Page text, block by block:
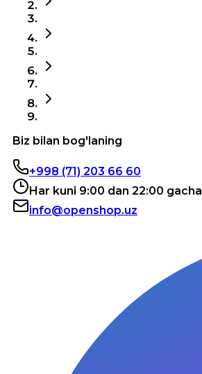
Biz bilan bog'laning
+998 (71) 203 66 60
Har kuni 9:00 dan 22:00 gacha
info@openshop.uz